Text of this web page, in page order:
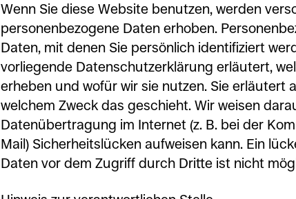
Wenn Sie diese Website benutzen, werden
personenbezogene Daten erhoben.
Daten, mit denen Sie persönlich identifiziert
vorliegende Datenschutzerklärung erläutert,
erheben und wofür wir sie nutzen. Sie erläutert
welchem Zweck das geschieht. Wir weisen
Datenübertragung im Internet (z. B. bei der
Mail) Sicherheitslücken aufweisen kann. Ein
Daten vor dem Zugriff durch Dritte ist nicht